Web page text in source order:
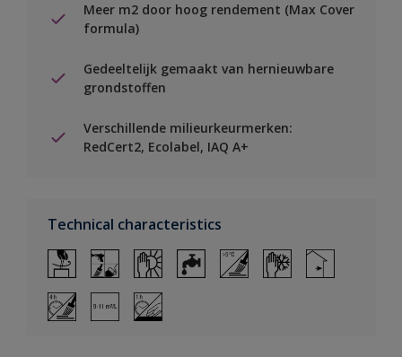
Meer m2 door hoog rendement (Max Cover
formula)
Gedeeltelijk gemaakt van hernieuwbare
grondstoffen
Verschillende milieurkeurmerken:
RedCert2, Ecolabel, IAQ A+
Technical characteristics